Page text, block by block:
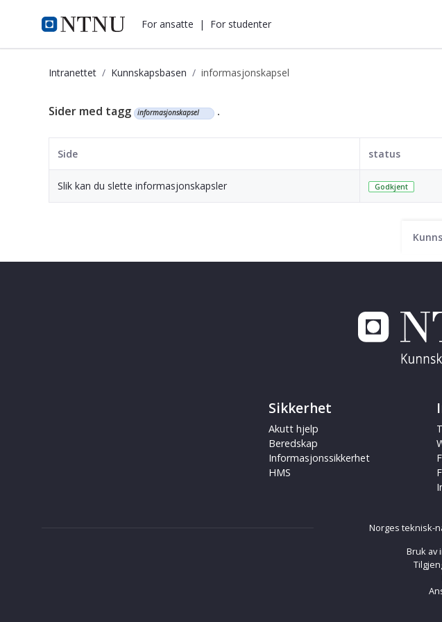
i.ntnu.no For ansatte | For studenter
Intranettet Kunnskapsbasen informasjonskapsel
Kunnskapsbasen
Sider med tagg informasjonskapsel .
Side status
Slik kan du slette informasjonskapsler Godkjent
Sikkerhet
Akutt hjelp
Beredskap
Informasjonssikkerhet
HMS
Norges teknisk-
Bruk av